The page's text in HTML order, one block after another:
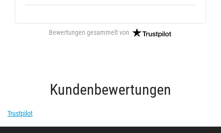
Bewertungen gesammelt von
Kundenbewertungen
Trustpilot